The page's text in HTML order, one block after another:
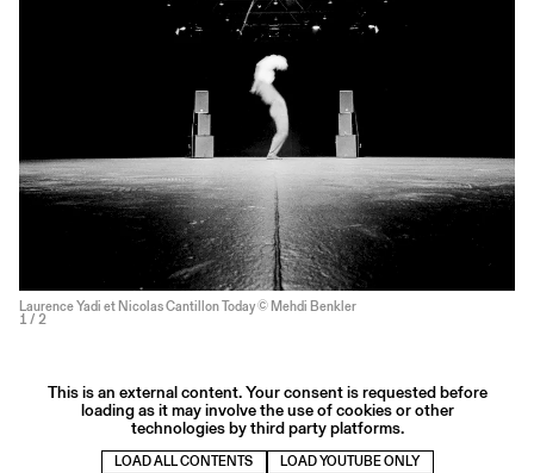
Laurence Yadi et Nicolas Cantillon Today © Mehdi Benkler
1 / 2
This is an external content. Your consent is requested before
loading as it may involve the use of cookies or other
technologies by third party platforms.
LOAD ALL CONTENTS LOAD YOUTUBE ONLY